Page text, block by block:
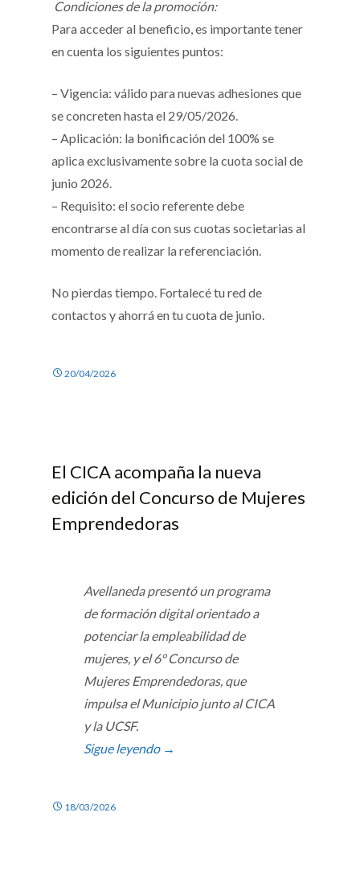
Condiciones de la promoción:
Para acceder al beneficio, es importante tener
en cuenta los siguientes puntos:
– Vigencia: válido para nuevas adhesiones que
se concreten hasta el 29/05/2026.
– Aplicación: la bonificación del 100% se
aplica exclusivamente sobre la cuota social de
junio 2026.
– Requisito: el socio referente debe
encontrarse al día con sus cuotas societarias al
momento de realizar la referenciación.
No pierdas tiempo. Fortalecé tu red de
contactos y ahorrá en tu cuota de junio.
20/04/2026
El CICA acompaña la nueva
edición del Concurso de Mujeres
Emprendedoras
Avellaneda presentó un programa
de formación digital orientado a
potenciar la empleabilidad de
mujeres, y el 6° Concurso de
Mujeres Emprendedoras, que
impulsa el Municipio junto al CICA
y la UCSF.
Sigue leyendo →
18/03/2026